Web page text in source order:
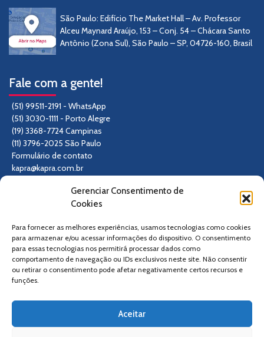
Gerenciar Consentimento de
Cookies
Para fornecer as melhores experiências, usamos tecnologias como cookies
para armazenar e/ou acessar informações do dispositivo. O consentimento
para essas tecnologias nos permitirá processar dados como
comportamento de navegação ou IDs exclusivos neste site. Não consentir
ou retirar o consentimento pode afetar negativamente certos recursos e
funções.
Aceitar
São Paulo: Edifício The Market Hall – Av. Professor
Alceu Maynard Araújo, 153 – Conj. 54 – Chácara Santo
Antônio (Zona Sul), São Paulo – SP, 04726-160, Brasil
Fale com a gente!
(51) 99511-2191 - WhatsApp
(51) 3030-1111 - Porto Alegre
(19) 3368-7724 Campinas
(11) 3796-2025 São Paulo
Formulário de contato
kapra@kapra.com.br